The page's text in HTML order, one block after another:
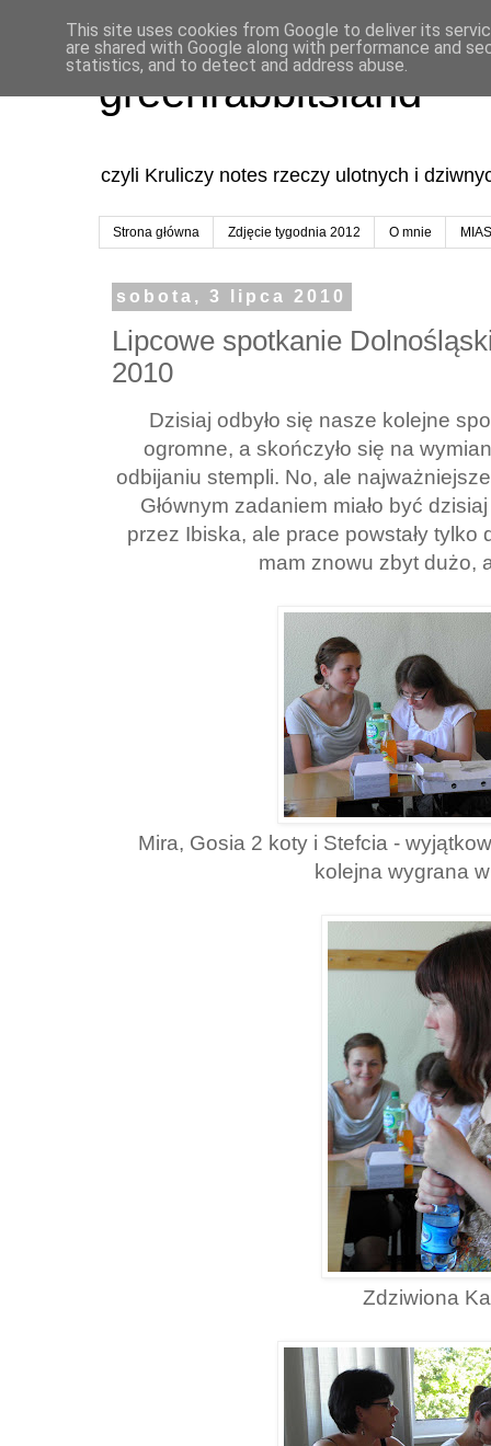
greenrabbitsland
czyli Kruliczy notes rzeczy ulotnych i
Strona główna Zdjęcie tygodnia 2012 O mnie
sobota, 3 lipca 2010
Lipcowe spotkanie
2010
Dzisiaj odbyło się nasze kolejne
ogromne, a skończyło się na
odbijaniu stempli. No, ale
Głównym zadaniem miało być
przez Ibiska, ale prace powstały tylko
mam znowu zbyt dużo,
Mira, Gosia 2 koty i Stefcia -
kolejna wygrana
Zdziwiona
This site uses cookies from Google to deliver its
are shared with Google along with performance and
statistics, and to detect and address abuse.